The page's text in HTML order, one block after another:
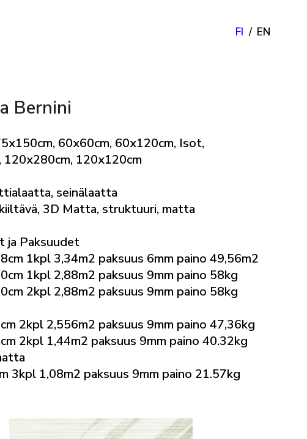
FI EN
Bernini
60x60cm, 60x120cm, Isot,
120x280cm, 120x120cm
seinälaatta
3D Matta, struktuuri, matta
ja Paksuudet
1kpl 3,34m2 paksuus 6mm paino 49,56m2
1kpl 2,88m2 paksuus 9mm paino 58kg
2kpl 2,88m2 paksuus 9mm paino 58kg
2kpl 2,556m2 paksuus 9mm paino 47,36kg
2kpl 1,44m2 paksuus 9mm paino 40.32kg
3kpl 1,08m2 paksuus 9mm paino 21.57kg